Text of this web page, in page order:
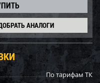
АНАЛОГИ
По тарифам ТК